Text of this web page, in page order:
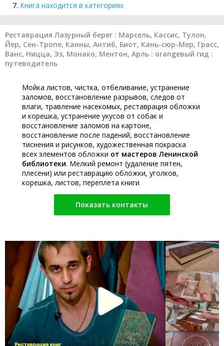
Книга находится в категориях
Реставрация Лазурный берег : Марсель, Кассис, Тулон,
Йер, Сен-Тропе, Канны, Антиб, Биот, Кань-сюр-Мер, Грасс,
Ванс, Ницца, Эз, Монако, Ментон, Арль : orangевый гид :
путеводитель
Мойка листов, чистка, отбеливание, устранение
заломов, восстановление разрывов, следов от
влаги, травление насекомых, реставрация обложки
и корешка, устранение укусов от собак и
восстановление заломов на картоне,
восстановление после падений, восстановление
тиснения и рисунков, художественная покраска
всех элементов обложки от мастеров Ленинской
библиотеки. Мелкий ремонт (удаление пятен,
плесени) или реставрацию обложки, уголков,
корешка, листов, переплета книги
Показать контакты